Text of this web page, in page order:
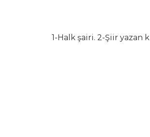
1-Halk şairi. 2-Şiir yazan